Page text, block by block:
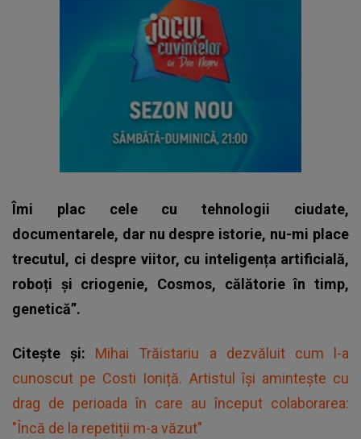
Îmi plac cele cu tehnologii ciudate,
documentarele, dar nu despre istorie, nu-mi place
trecutul, ci despre viitor, cu inteligența artificială,
roboți și criogenie, Cosmos, călătorie în timp,
genetică”.
Citește și: Mihai Trăistariu a dezvăluit cum l-a
cunoscut pe Costi Ioniță. Artistul își amintește cu
drag de perioada în care au început colaborarea:
"Încă de la repetiții m-a văzut"